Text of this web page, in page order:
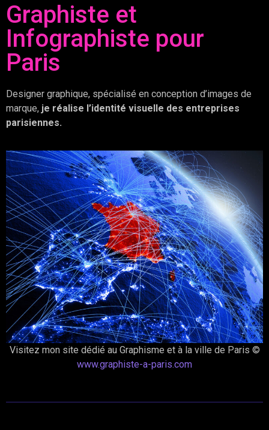
Graphiste et
Infographiste pour
Paris
Designer graphique, spécialisé en conception d’images de
marque, je réalise l’identité visuelle des entreprises
parisiennes.
Visitez mon site dédié au Graphisme et à la ville de Paris ©
www.graphiste-a-paris.com